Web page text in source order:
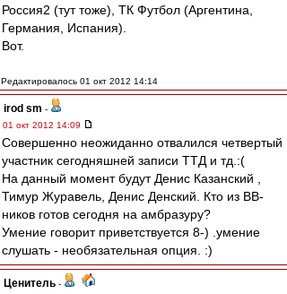
Россия2 (тут тоже), ТК Футбол (Аргентина,
Германия, Испания).
Вот.
Редактировалось 01 окт 2012 14:14
irod sm -
01 окт 2012 14:09
Совершенно неожиданно отвалился четвертый
участник сегодняшней записи ТТД и тд.:(
На данный момент будут Денис Казанский ,
Тимур Журавель, Денис Денский. Кто из ВВ-
ников готов сегодня на амбразуру?
Умение говорит приветствуется 8-) .умение
слушать - необязательная опция. :)
Ценитель -